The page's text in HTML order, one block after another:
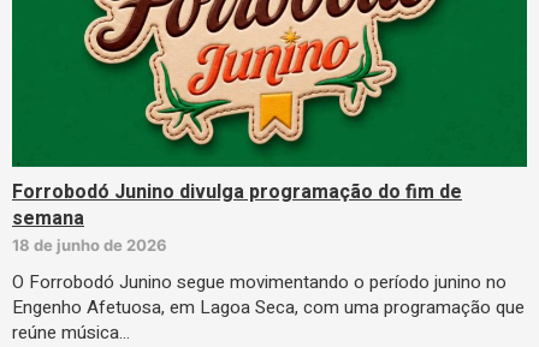
Forrobodó Junino divulga programação do fim de
semana
18 de junho de 2026
O Forrobodó Junino segue movimentando o período junino no
Engenho Afetuosa, em Lagoa Seca, com uma programação que
reúne música…